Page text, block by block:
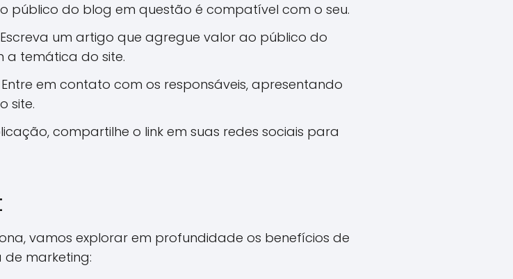
o público do blog em questão é compatível com o seu.
um artigo que agregue valor ao público do
a temática do site.
Entre em contato com os responsáveis, apresentando
site.
compartilhe o link em suas redes sociais para
vamos explorar em profundidade os benefícios de
de marketing: